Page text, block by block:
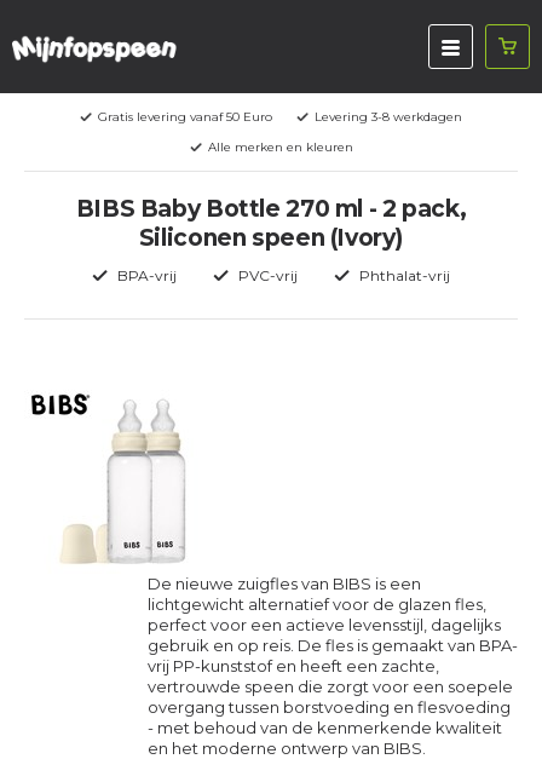
Gratis levering vanaf 50 Euro
Levering 3-8 werkdagen
Alle merken en kleuren
BIBS Baby Bottle 270 ml - 2 pack,
Siliconen speen (Ivory)
BPA-vrij PVC-vrij Phthalat-vrij
De nieuwe zuigfles van BIBS is een
lichtgewicht alternatief voor de glazen fles,
perfect voor een actieve levensstijl, dagelijks
gebruik en op reis. De fles is gemaakt van BPA-
vrij PP-kunststof en heeft een zachte,
vertrouwde speen die zorgt voor een soepele
overgang tussen borstvoeding en flesvoeding
- met behoud van de kenmerkende kwaliteit
en het moderne ontwerp van BIBS.